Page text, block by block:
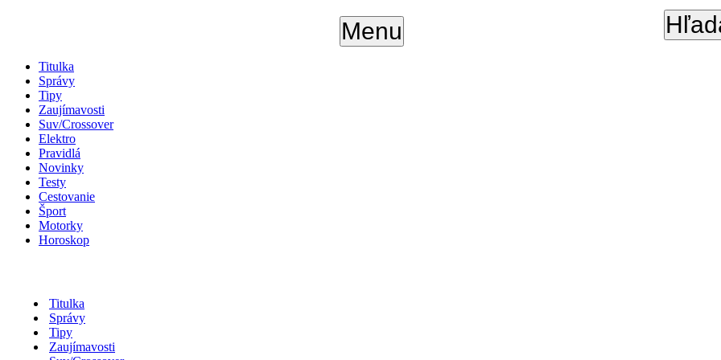
Menu
Titulka
Správy
Tipy
Zaujímavosti
Suv/Crossover
Elektro
Pravidlá
Novinky
Testy
Cestovanie
Šport
Motorky
Horoskop
Titulka
Správy
Tipy
Zaujímavosti